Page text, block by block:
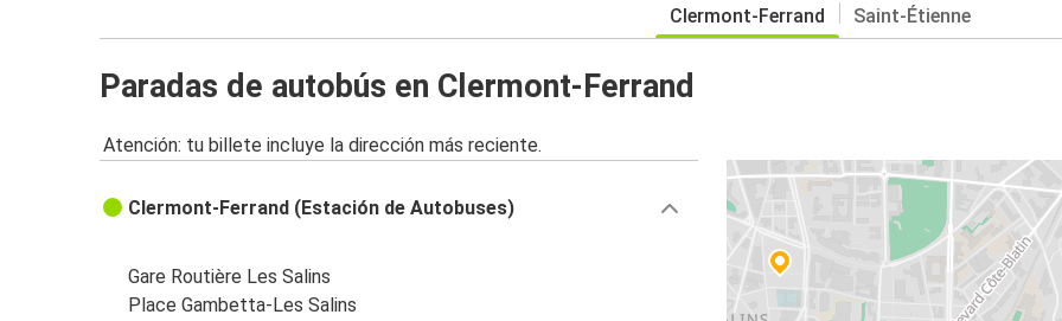
Clermont-Ferrand Saint-Étienne
Paradas de autobús en Clermont-Ferrand
Atención: tu billete incluye la dirección más reciente.
Clermont-Ferrand (Estación de Autobuses)
Gare Routière Les Salins
Place Gambetta-Les Salins